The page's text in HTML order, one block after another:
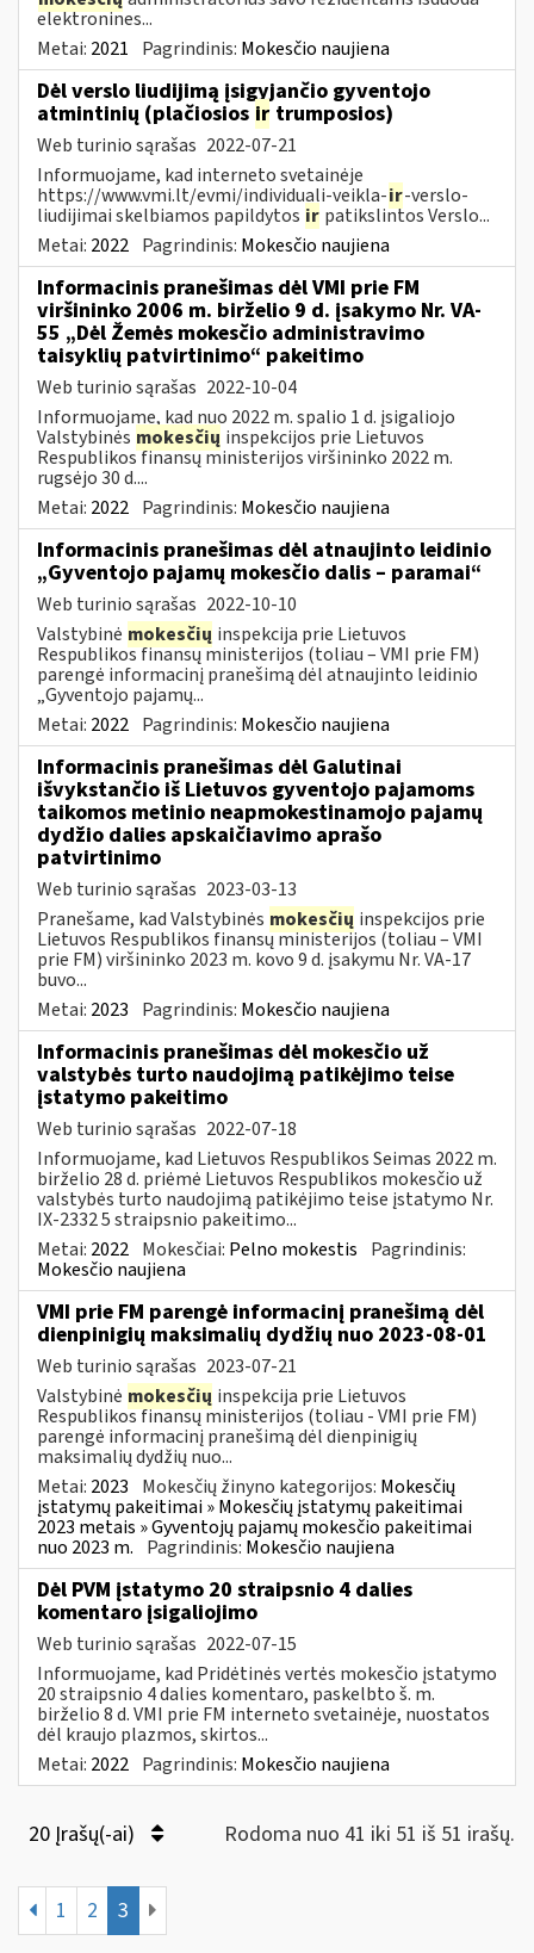
elektronines...
Metai: 2021 Pagrindinis: Mokesčio naujiena
Dėl verslo liudijimą įsigyjančio gyventojo
atmintinių (plačiosios ir trumposios)
Web turinio sąrašas 2022-07-21
Informuojame, kad interneto svetainėje
https://www.vmi.lt/evmi/individuali-veikla-ir-verslo-
liudijimai skelbiamos papildytos ir patikslintos Verslo...
Metai: 2022 Pagrindinis: Mokesčio naujiena
Informacinis pranešimas dėl VMI prie FM
viršininko 2006 m. birželio 9 d. įsakymo Nr. VA-
55 „Dėl Žemės mokesčio administravimo
taisyklių patvirtinimo“ pakeitimo
Web turinio sąrašas 2022-10-04
Informuojame, kad nuo 2022 m. spalio 1 d. įsigaliojo
Valstybinės mokesčių inspekcijos prie Lietuvos
Respublikos finansų ministerijos viršininko 2022 m.
rugsėjo 30 d....
Metai: 2022 Pagrindinis: Mokesčio naujiena
Informacinis pranešimas dėl atnaujinto leidinio
„Gyventojo pajamų mokesčio dalis – paramai“
Web turinio sąrašas 2022-10-10
Valstybinė mokesčių inspekcija prie Lietuvos
Respublikos finansų ministerijos (toliau – VMI prie FM)
parengė informacinį pranešimą dėl atnaujinto leidinio
„Gyventojo pajamų...
Metai: 2022 Pagrindinis: Mokesčio naujiena
Informacinis pranešimas dėl Galutinai
išvykstančio iš Lietuvos gyventojo pajamoms
taikomos metinio neapmokestinamojo pajamų
dydžio dalies apskaičiavimo aprašo
patvirtinimo
Web turinio sąrašas 2023-03-13
Pranešame, kad Valstybinės mokesčių inspekcijos prie
Lietuvos Respublikos finansų ministerijos (toliau – VMI
prie FM) viršininko 2023 m. kovo 9 d. įsakymu Nr. VA-17
buvo...
Metai: 2023 Pagrindinis: Mokesčio naujiena
Informacinis pranešimas dėl mokesčio už
valstybės turto naudojimą patikėjimo teise
įstatymo pakeitimo
Web turinio sąrašas 2022-07-18
Informuojame, kad Lietuvos Respublikos Seimas 2022 m.
birželio 28 d. priėmė Lietuvos Respublikos mokesčio už
valstybės turto naudojimą patikėjimo teise įstatymo Nr.
IX-2332 5 straipsnio pakeitimo...
Metai: 2022 Mokesčiai: Pelno mokestis Pagrindinis:
Mokesčio naujiena
VMI prie FM parengė informacinį pranešimą dėl
dienpinigių maksimalių dydžių nuo 2023-08-01
Web turinio sąrašas 2023-07-21
Valstybinė mokesčių inspekcija prie Lietuvos
Respublikos finansų ministerijos (toliau - VMI prie FM)
parengė informacinį pranešimą dėl dienpinigių
maksimalių dydžių nuo...
Metai: 2023 Mokesčių žinyno kategorijos: Mokesčių
įstatymų pakeitimai » Mokesčių įstatymų pakeitimai
2023 metais » Gyventojų pajamų mokesčio pakeitimai
nuo 2023 m. Pagrindinis: Mokesčio naujiena
Dėl PVM įstatymo 20 straipsnio 4 dalies
komentaro įsigaliojimo
Web turinio sąrašas 2022-07-15
Informuojame, kad Pridėtinės vertės mokesčio įstatymo
20 straipsnio 4 dalies komentaro, paskelbto š. m.
birželio 8 d. VMI prie FM interneto svetainėje, nuostatos
dėl kraujo plazmos, skirtos...
Metai: 2022 Pagrindinis: Mokesčio naujiena
20 Įrašų(-ai) Rodoma nuo 41 iki 51 iš 51 irašų.
1 2 3